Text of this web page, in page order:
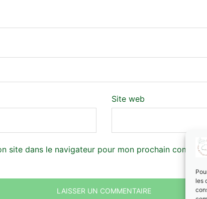
les
Site web
site dans le navigateur pour mon prochain